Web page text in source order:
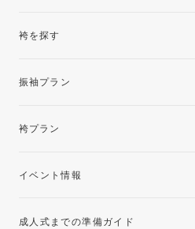
袴を探す
振袖プラン
レンタルプラン
袴プラン
卒業袴レンタルプラン
イベント情報
成人式までの準備ガイド